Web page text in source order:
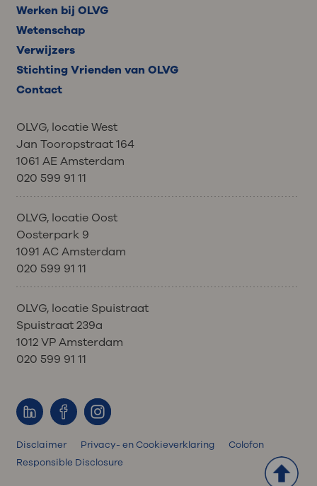
Werken bij OLVG
Wetenschap
Verwijzers
Stichting Vrienden van OLVG
Contact
OLVG, locatie West
Jan Tooropstraat 164
1061 AE Amsterdam
020 599 91 11
OLVG, locatie Oost
Oosterpark 9
1091 AC Amsterdam
020 599 91 11
OLVG, locatie Spuistraat
Spuistraat 239a
1012 VP Amsterdam
020 599 91 11
Disclaimer Privacy- en Cookieverklaring
Colofon
Responsible Disclosure